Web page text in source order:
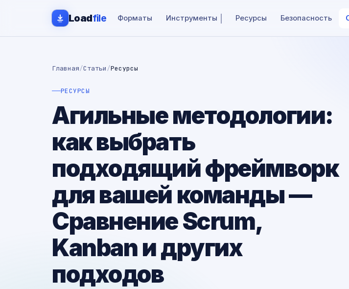
Loadfile Форматы Инструменты Ресурсы Безопасность
Главная/Статьи/Ресурсы
РЕСУРСЫ
Агильные методологии:
как выбрать
подходящий фреймворк
для вашей команды —
Сравнение Scrum,
Kanban и других
подходов